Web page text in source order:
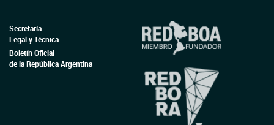
Secretaría
Legal y Técnica
Boletín Oficial
de la República Argentina